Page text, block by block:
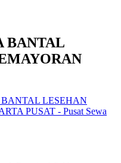
BANTAL
BANTAL LESEHAN
PUSAT - Pusat Sewa